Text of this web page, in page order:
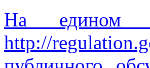
На едином
http://